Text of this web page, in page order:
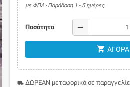
με ΦΠΑ Παράδοση 1 - 5 ημέρες
Ποσότητα remove
shopping_cart ΑΓΟΡΆ
local_shipping ΔΩΡΕΑΝ μεταφορικά σε